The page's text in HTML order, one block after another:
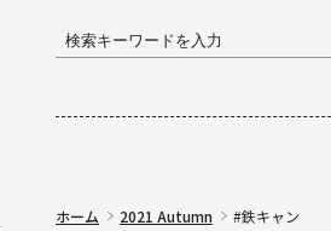
ホーム 2021 Autumn #鉄キャン